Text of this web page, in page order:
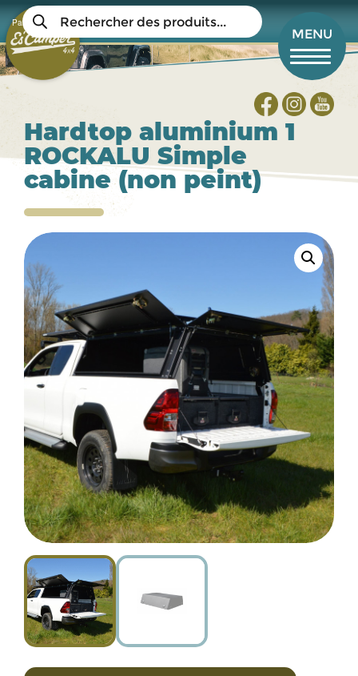
Aller
au
contenu
principal
Panier Mon compte
Recherche
de
produits
MENU
Hardtop aluminium 1
ROCKALU Simple
cabine (non peint)